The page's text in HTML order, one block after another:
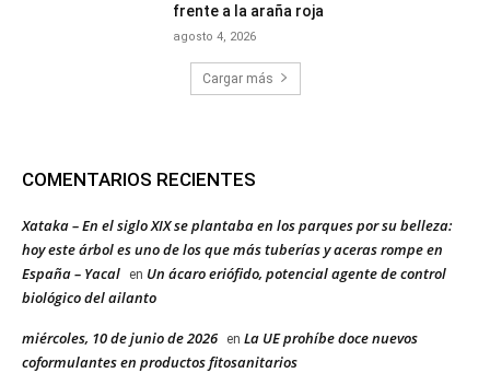
frente a la araña roja
agosto 4, 2026
Cargar más
COMENTARIOS RECIENTES
Xataka – En el siglo XIX se plantaba en los parques por su belleza:
hoy este árbol es uno de los que más tuberías y aceras rompe en
España – Yacal
en Un ácaro eriófido, potencial agente de control
biológico del ailanto
miércoles, 10 de junio de 2026 en La UE prohíbe doce nuevos
coformulantes en productos fitosanitarios